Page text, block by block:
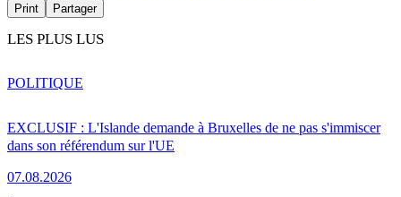
Print Partager
LES PLUS LUS
EXCLUSIF : L'Islande demande à Bruxelles de ne pas s'immiscer
dans son référendum sur l'UE
07.08.2026
POLITIQUE